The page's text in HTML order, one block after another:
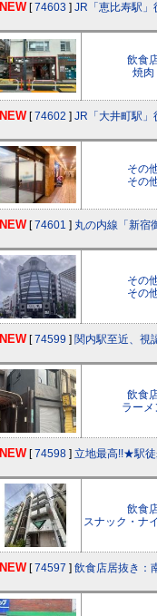
NEW [74603 ] JR「恵比寿駅
飲食
焼肉
NEW [74602 ] JR「大井町駅
その
その
NEW [74601 ] 丸の内線「新宿
その
その
NEW [74599 ] 関内駅至近、視
飲食
ラーメ
NEW [74598 ] 立地最高!!★駅
飲食
スナック・ナ
NEW [74597 ] 飲食店居抜き：